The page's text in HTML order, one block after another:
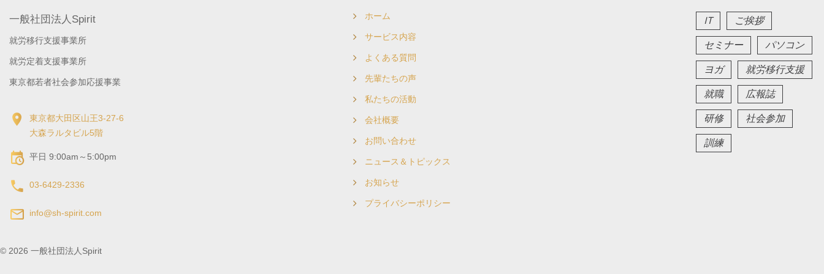
ホーム
サービス内容
よくある質問
先輩たちの声
私たちの活動
会社概要
お問い合わせ
ニュース＆トピックス
お知らせ
プライバシーポリシー
IT
ご挨拶
セミナー
パソコン
ヨガ
就労移行支援
就職
広報誌
研修
社会参加
訓練
一般社団法人Spirit
就労移行支援事業所
就労定着支援事業所
東京都若者社会参加応援事業
東京都大田区山王3-27-6
大森ラルタビル5階
平日 9:00am～5:00pm
03-6429-2336
info@sh-spirit.com
© 2026 一般社団法人Spirit